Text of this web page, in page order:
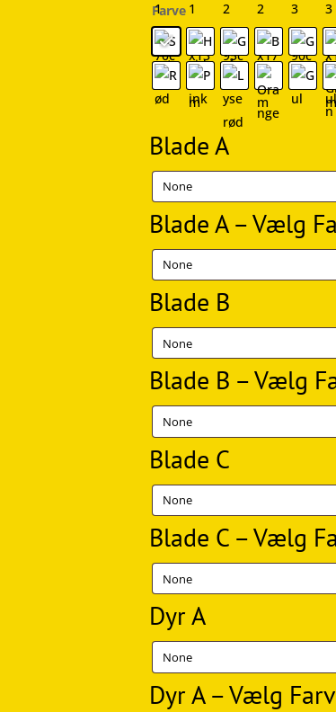
Farve
Blade A
Blade A – Vælg
Blade B
Blade B – Vælg
Blade C
Blade C – Vælg
Dyr A
Dyr A – Vælg